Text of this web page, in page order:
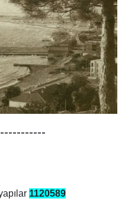
1120589